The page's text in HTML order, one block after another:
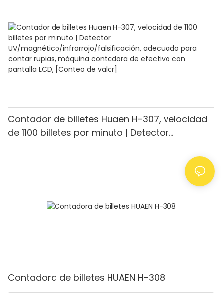
restaurantes.
Contador de billetes Huaen H-307, velocidad
de 1100 billetes por minuto | Detector
UV/magnético/infrarrojo/falsificación,
contadora de efectivo con pantalla LCD,
Contadora de billetes HUAEN H-308